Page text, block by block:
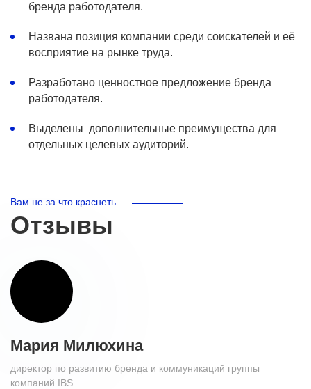
бренда работодателя.
Названа позиция компании среди соискателей и её
восприятие на рынке труда.
Разработано ценностное предложение бренда
работодателя.
Выделены дополнительные преимущества для
отдельных целевых аудиторий.
Вам не за что краснеть
Отзывы
Мария Милюхина
директор по развитию бренда и коммуникаций группы
компаний IBS